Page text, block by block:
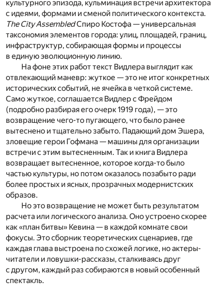
культурного эпизода, кульминация встречи архитектора
с идеями, формами и сменой политического контекста.
The City AssembledСпиро Костофа — универсальная
таксономия элементов города: улиц, площадей, границ,
инфраструктур, собирающая формы и процессы
в единую эволюционную линию.
На фоне этих работ текст Видлера выглядит как
отвлекающий маневр: жуткое — это не итог конкретных
исторических событий, не ячейка в четкой системе.
Само жуткое, соглашается Видлер с Фрейдом
(подробно разбирая его очерк 1919 года), — это
возвращение чего-то пугающего, что было ранее
вытеснено и тщательно забыто. Падающий дом Эшера,
зловещие герои Гофмана — машины для организации
встречи с этим вытесненным. Так и книга Видлера
возвращает вытесненное, которое когда-то было
частью культуры, но потом оказалось позабыто ради
более простых и ясных, прозрачных модернистских
образов.
Но это возвращение не может быть результатом
расчета или логического анализа. Оно устроено скорее
как «план битвы» Кевина — в каждой комнате свои
фокусы. Это сборник теоретических сценариев, где
каждая глава выстроена по схожей логике, но актеры-
читатели и ловушки-рассказы, сталкиваясь друг
с другом, каждый раз собираются в новый особенный
спектакль.